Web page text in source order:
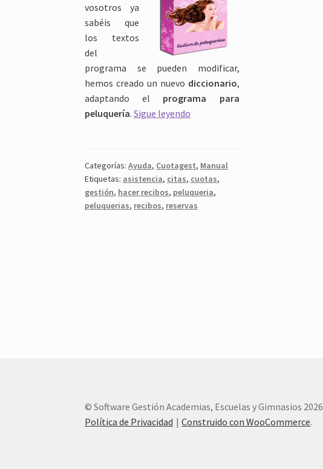
vosotros ya
sabéis que
los textos
del
programa se pueden modificar,
hemos creado un nuevo diccionario,
adaptando el programa para
peluquería.Sigue leyendo
Categorías:Ayuda, Cuotagest, Manual
Etiquetas: asistencia, citas, cuotas,
gestión, hacer recibos, peluqueria,
peluquerias, recibos, reservas
© Software Gestión Academias, Escuelas y Gimnasios 2026
Política de Privacidad
Construido con WooCommerce.